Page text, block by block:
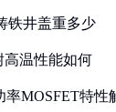
铁井盖重多少
高温性能如何
率MOSFET特性